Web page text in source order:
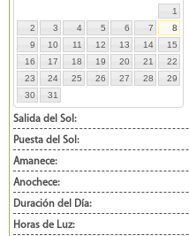
1
2
3 4 5 6 7
8
9
10 11 12 13 14
15
16
17 18 19 20 21
22
23
24 25 26 27 28
29
30
31
Salida del Sol:
Puesta del Sol:
Amanece:
Anochece:
Duración del Día:
Horas de Luz: